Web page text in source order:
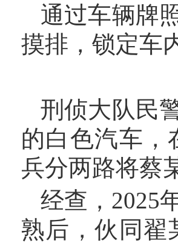
通过车辆牌
摸排，锁定车
刑侦大队民
的白色汽车，
兵分两路将蔡
经查， 2025
熟后，伙同翟